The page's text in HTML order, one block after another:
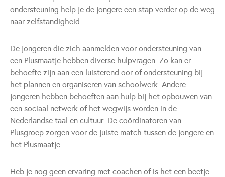
ondersteuning help je de jongere een stap verder op de weg
naar zelfstandigheid.
De jongeren die zich aanmelden voor ondersteuning van
een Plusmaatje hebben diverse hulpvragen. Zo kan er
behoefte zijn aan een luisterend oor of ondersteuning bij
het plannen en organiseren van schoolwerk. Andere
jongeren hebben behoeften aan hulp bij het opbouwen van
een sociaal netwerk of het wegwijs worden in de
Nederlandse taal en cultuur. De coördinatoren van
Plusgroep zorgen voor de juiste match tussen de jongere en
het Plusmaatje.
Heb je nog geen ervaring met coachen of is het een beetje